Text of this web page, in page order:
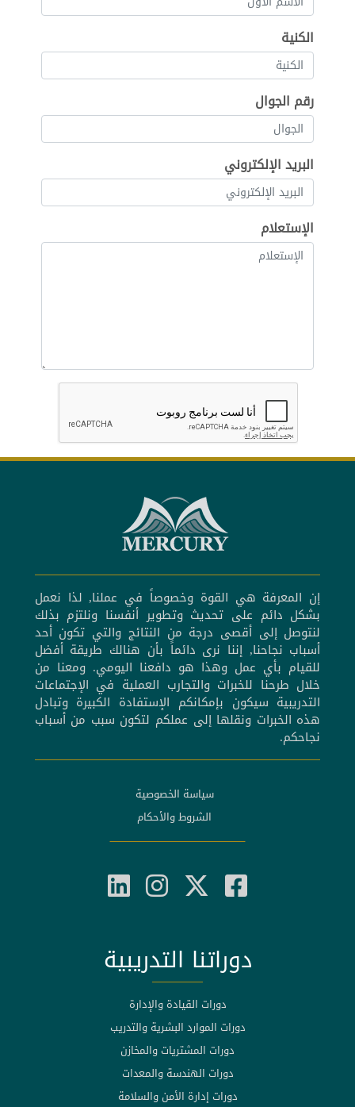
الكنية
رقم الجوال
البريد الإلكتروني
الإستعلام
إن المعرفة هي القوة وخصوصاً في عملنا, لذا نعمل
بشكل دائم على تحديث وتطوير أنفسنا ونلتزم بذلك
لنتوصل إلى أقصى درجة من النتائج والتي تكون أحد
أسباب نجاحنا, إننا نرى دائماً بأن هنالك طريقة أفضل
للقيام بأي عمل وهذا هو دافعنا اليومي. ومعنا من
خلال طرحنا للخبرات والتجارب العملية في الإجتماعات
التدريبية سيكون بإمكانكم الإستفادة الكبيرة وتبادل
هذه الخبرات ونقلها إلى عملكم لتكون سبب من أسباب
نجاحكم.
سياسة الخصوصية
الشروط والأحكام
دوراتنا التدريبية
دورات القيادة والإدارة
دورات الموارد البشرية والتدريب
دورات المشتريات والمخازن
دورات الهندسة والمعدات
دورات إدارة الأمن والسلامة